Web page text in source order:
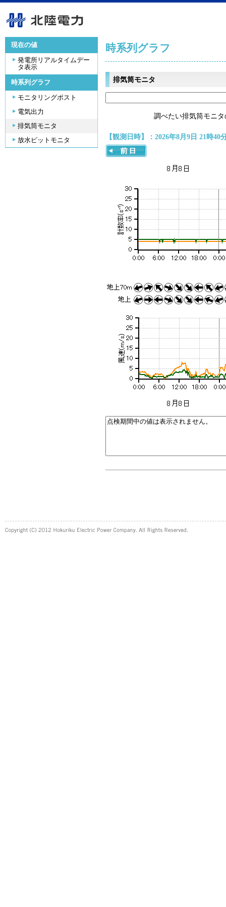
現在の値
発電所リアルタイムデー
タ表示
時系列グラフ
モニタリングポスト
電気出力
排気筒モニタ
放水ピットモニタ
時系列グラフ
排気筒モニタ
調べたい排気筒モニ
【観測日時】：2026年8月9日 21時40